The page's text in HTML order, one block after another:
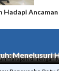
Menelusuri